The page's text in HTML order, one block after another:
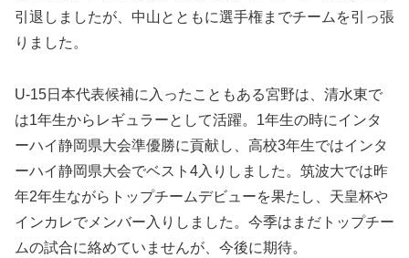
引退しましたが、中山とともに選手権までチームを引っ張
りました。
U-15日本代表候補に入ったこともある宮野は、清水東で
は1年生からレギュラーとして活躍。1年生の時にインタ
ーハイ静岡県大会準優勝に貢献し、高校3年生ではインタ
ーハイ静岡県大会でベスト4入りしました。筑波大では昨
年2年生ながらトップチームデビューを果たし、天皇杯や
インカレでメンバー入りしました。今季はまだトップチー
ムの試合に絡めていませんが、今後に期待。